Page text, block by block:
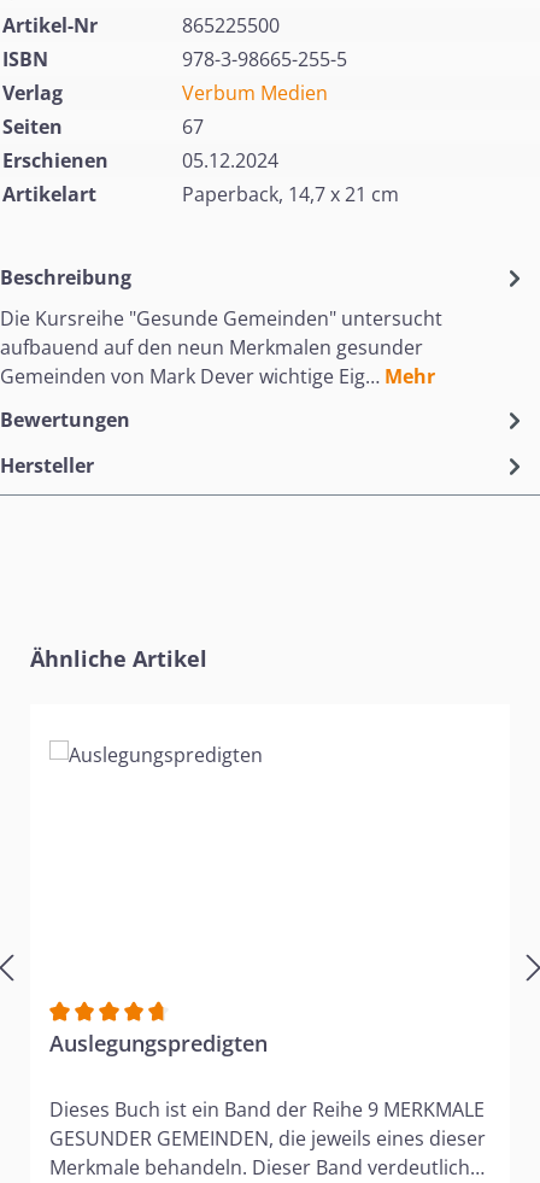
Artikel-Nr
865225500
ISBN
978-3-98665-255-5
Verlag
Verbum Medien
Seiten
67
Erschienen
05.12.2024
Artikelart
Paperback, 14,7 x 21 cm
Beschreibung
Die Kursreihe "Gesunde Gemeinden" untersucht
aufbauend auf den neun Merkmalen gesunder
Gemeinden von Mark Dever wichtige Eig… Mehr
Bewertungen
Hersteller
Produktgalerie überspringen
Ähnliche Artikel
Durchschnittliche Bewertung von 4.67 von 5 Sternen
Auslegungspredigten
Dieses Buch ist ein Band der Reihe 9 MERKMALE
GESUNDER GEMEINDEN, die jeweils eines dieser
Merkmale behandeln. Dieser Band verdeutlicht